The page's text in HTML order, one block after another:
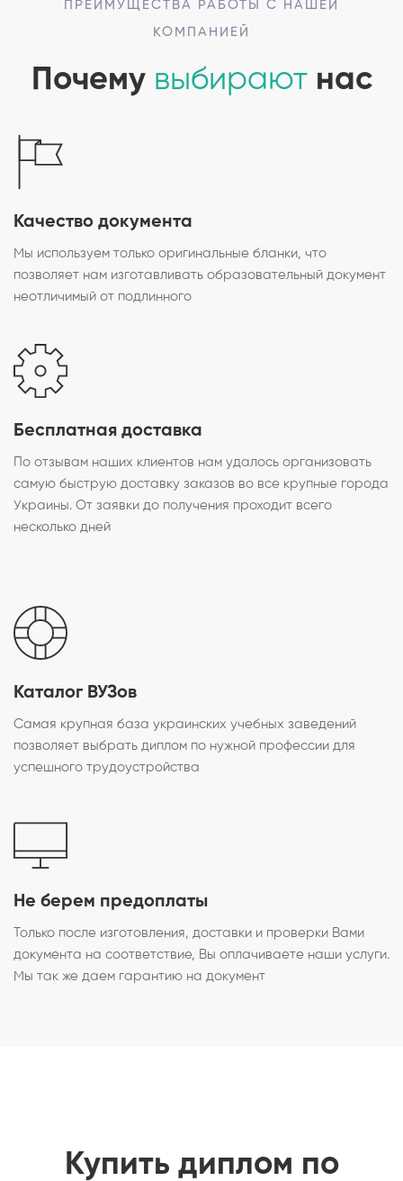
ПРЕИМУЩЕСТВА РАБОТЫ С НАШЕЙ
КОМПАНИЕЙ
Почему выбираютнас
Качество документа
Мы используем только оригинальные бланки, что
позволяет нам изготавливать образовательный документ
неотличимый от подлинного
Бесплатная доставка
По отзывам наших клиентов нам удалось организовать
самую быструю доставку заказов во все крупные города
Украины. От заявки до получения проходит всего
несколько дней
Каталог ВУЗов
Самая крупная база украинских учебных заведений
позволяет выбрать диплом по нужной профессии для
успешного трудоустройства
Не берем предоплаты
Только после изготовления, доставки и проверки Вами
документа на соответствие, Вы оплачиваете наши услуги.
Мы так же даем гарантию на документ
Купить диплом по